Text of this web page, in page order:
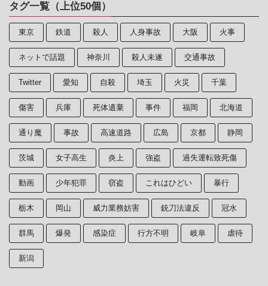
タグ一覧（上位50個）
東京 鉄道 殺人 人身事故 大阪 火事
ネットで話題 神奈川 殺人未遂 交通事故
Twitter 愛知 自殺 埼玉 火災 千葉
傷害 兵庫 死体遺棄 事件 福岡 北海道
通り魔 事故 高速道路 広島 京都 静岡
茨城 女子高生 炎上 強盗 過失運転致死傷
動画 少年犯罪 窃盗 これはひどい 暴行
栃木 岡山 威力業務妨害 銃刀法違反 冠水
群馬 爆発 感染症 行方不明 岐阜 虐待
新潟